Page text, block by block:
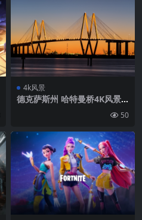
4k风景
德克萨斯州 哈特曼桥4K风景
50